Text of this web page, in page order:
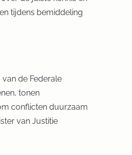
tijdens bemiddeling
de Federale
tonen
conflicten duurzaam
van Justitie